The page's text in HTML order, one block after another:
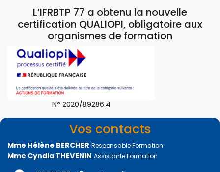
L’IFRBTP 77 a obtenu la nouvelle
certification QUALIOPI, obligatoire aux
organismes de formation
N° 2020/89286.4
Vos contacts
Mme Hélène BERCHER Responsable Formation
Mme Cyndia THEVENIN Assistante Formation